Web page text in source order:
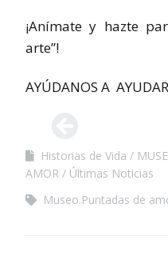
¡Anímate y hazte
arte”!
AYÚDANOS A AYUDAR
Historias de Vida
AMOR
Últimas Noticias
Museo.Puntadas de